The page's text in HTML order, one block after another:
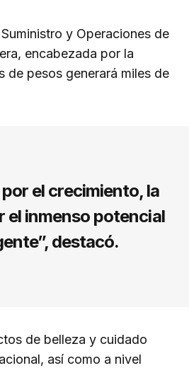
y Operaciones de
encabezada por la
de pesos generará miles de
el crecimiento, la
el inmenso potencial
destacó.
de belleza y cuidado
así como a nivel